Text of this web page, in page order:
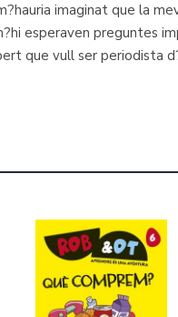
imaginat que la
esperaven preguntes
que vull ser periodista